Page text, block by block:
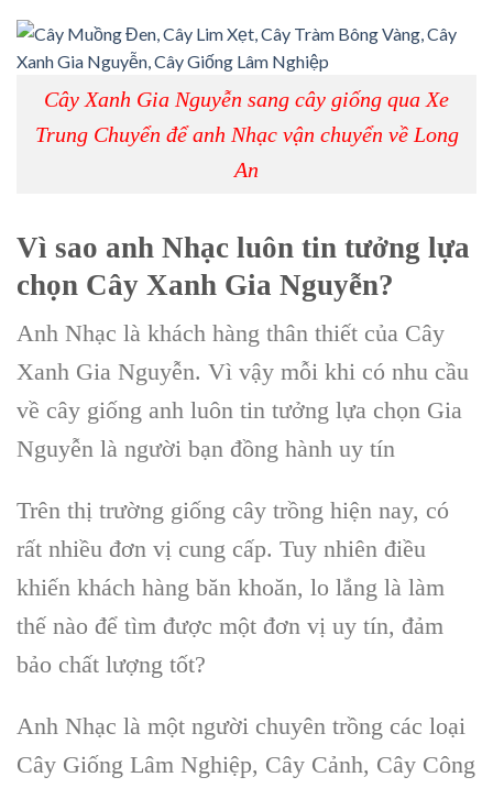
Cây Xanh Gia Nguyễn sang cây giống qua Xe
Trung Chuyển để anh Nhạc vận chuyển về Long
An
Vì sao anh Nhạc luôn tin tưởng lựa
chọn Cây Xanh Gia Nguyễn?
Anh Nhạc là khách hàng thân thiết của Cây
Xanh Gia Nguyễn. Vì vậy mỗi khi có nhu cầu
về cây giống anh luôn tin tưởng lựa chọn Gia
Nguyễn là người bạn đồng hành uy tín
Trên thị trường giống cây trồng hiện nay, có
rất nhiều đơn vị cung cấp. Tuy nhiên điều
khiến khách hàng băn khoăn, lo lắng là làm
thế nào để tìm được một đơn vị uy tín, đảm
bảo chất lượng tốt?
Anh Nhạc là một người chuyên trồng các loại
Cây Giống Lâm Nghiệp, Cây Cảnh, Cây Công